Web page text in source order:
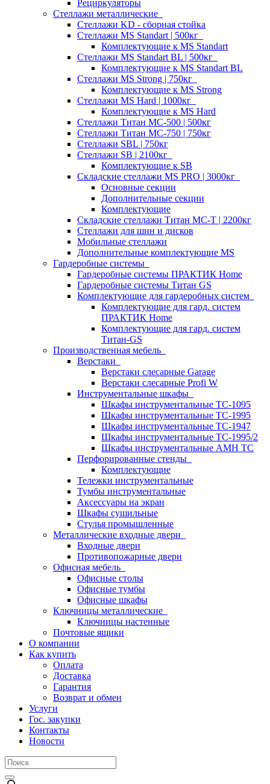
Рециркуляторы
Стеллажи металлические
Стеллажи KD - сборная стойка
Стеллажи MS Standart | 500кг
Комплектующие к MS Standart
Стеллажи MS Standart BL | 500кг
Комплектующие к MS Standart BL
Стеллажи MS Strong | 750кг
Комплектующие к MS Strong
Стеллажи MS Hard | 1000кг
Комплектующие к MS Hard
Стеллажи Титан МС-500 | 500кг
Стеллажи Титан МС-750 | 750кг
Стеллажи SBL | 750кг
Стеллажи SB | 2100кг
Комплектующие к SB
Складские стеллажи MS PRO | 3000кг
Основные секции
Дополнительные секции
Комплектующие
Складские стеллажи Титан МС-Т | 2200кг
Стеллажи для шин и дисков
Мобильные стеллажи
Дополнительные комплектующие MS
Гардеробные системы
Гардеробные системы ПРАКТИК Home
Гардеробные системы Титан GS
Комплектующие для гардеробных систем
Комплектующие для гард. систем
ПРАКТИК Home
Комплектующие для гард. систем
Титан-GS
Производственная мебель
Верстаки
Верстаки слесарные Garage
Верстаки слесарные Profi W
Инструментальные шкафы
Шкафы инструментальные TC-1095
Шкафы инструментальные TC-1995
Шкафы инструментальные TC-1947
Шкафы инструментальные TC-1995/2
Шкафы инструментальные AMH TC
Перфорированные стенды
Комплектующие
Тележки инструментальные
Тумбы инструментальные
Аксессуары на экран
Шкафы сушильные
Стулья промышленные
Металлические входные двери
Входные двери
Противопожарные двери
Офисная мебель
Офисные столы
Офисные тумбы
Офисные шкафы
Ключницы металлические
Ключницы настенные
Почтовые ящики
О компании
Как купить
Оплата
Доставка
Гарантия
Возврат и обмен
Услуги
Гос. закупки
Контакты
Новости